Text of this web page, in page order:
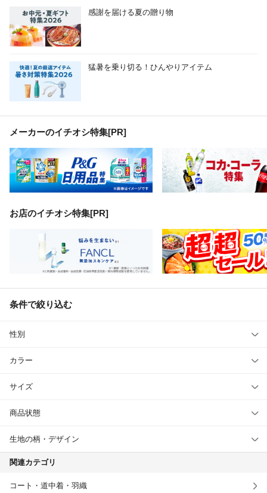
感謝を届ける夏の贈り物
猛暑を乗り切る！ひんやりアイテム
メーカーのイチオシ特集[PR]
お店のイチオシ特集[PR]
条件で絞り込む
性別
カラー
サイズ
商品状態
生地の柄・デザイン
関連カテゴリ
コート・道中着・羽織